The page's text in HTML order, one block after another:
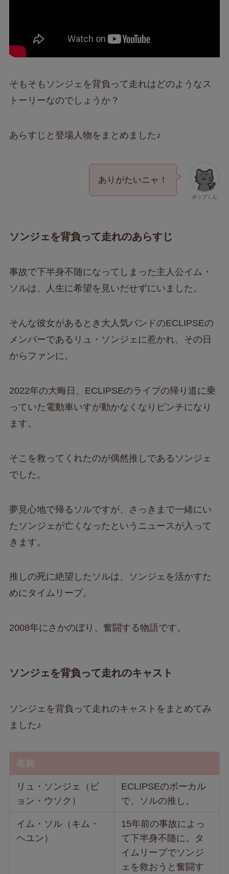
そもそもソンジェを背負って走れはどのようなス
トーリーなのでしょうか？
あらすじと登場人物をまとめました♪
ポップくん
ありがたいニャ！
ソンジェを背負って走れのあらすじ
事故で下半身不随になってしまった主人公イム・
ソルは、人生に希望を見いだせずにいました。
そんな彼女があるとき大人気バンドのECLIPSEの
メンバーであるリュ・ソンジェに惹かれ、その日
からファンに。
2022年の大晦日、ECLIPSEのライブの帰り道に乗
っていた電動車いすが動かなくなりピンチになり
ます。
そこを救ってくれたのが偶然推しであるソンジェ
でした。
夢見心地で帰るソルですが、さっきまで一緒にい
たソンジェが亡くなったというニュースが入って
きます。
推しの死に絶望したソルは、ソンジェを活かすた
めにタイムリープ。
2008年にさかのぼり、奮闘する物語です。
ソンジェを背負って走れのキャスト
ソンジェを背負って走れのキャストをまとめてみ
ました♪
名前
リュ・ソンジェ（ビ
ョン・ウソク）
ECLIPSEのボーカル
で、ソルの推し。
イム・ソル（キム・
ヘユン）
15年前の事故によっ
て下半身不随に。タ
イムリープでソンジ
ェを救おうと奮闘す